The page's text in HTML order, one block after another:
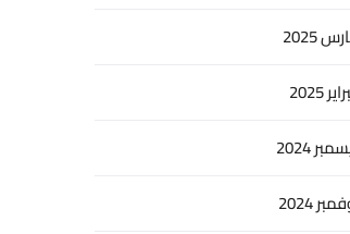
2025
2025
2024
2024